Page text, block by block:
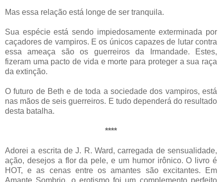
Mas essa relação está longe de ser tranquila.
Sua espécie está sendo impiedosamente exterminada por
caçadores de vampiros. E os únicos capazes de lutar contra
essa ameaça são os guerreiros da Irmandade. Estes,
fizeram uma pacto de vida e morte para proteger a sua raça
da extinção.
O futuro de Beth e de toda a sociedade dos vampiros, está
nas mãos de seis guerreiros. E tudo dependerá do resultado
desta batalha.
****
Adorei a escrita de J. R. Ward, carregada de sensualidade,
ação, desejos a flor da pele, e um humor irônico. O livro é
HOT, e as cenas entre os amantes são excitantes. Em